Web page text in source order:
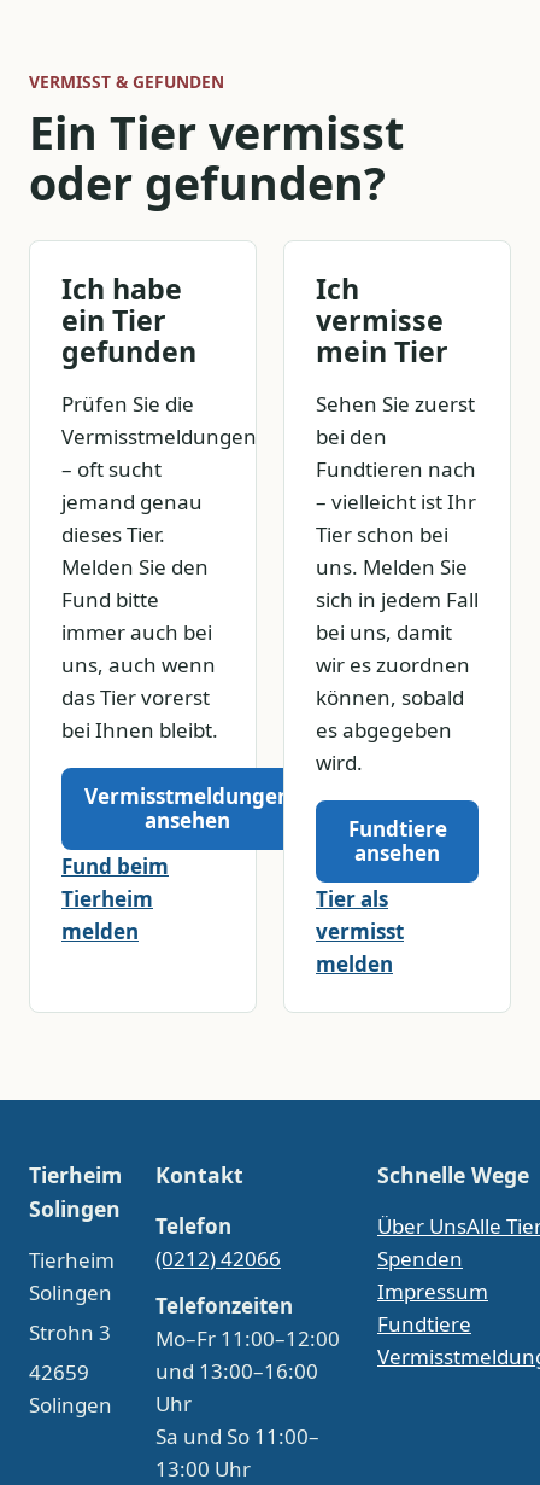
VERMISST & GEFUNDEN
Ein Tier vermisst
oder gefunden?
Ich habe
ein Tier
gefunden
Prüfen Sie die
Vermisstmeldungen
– oft sucht
jemand genau
dieses Tier.
Melden Sie den
Fund bitte
immer auch bei
uns, auch wenn
das Tier vorerst
bei Ihnen bleibt.
Vermisstmeldungen
ansehen
Fund beim
Tierheim
melden
Ich
vermisse
mein Tier
Sehen Sie zuerst
bei den
Fundtieren nach
– vielleicht ist Ihr
Tier schon bei
uns. Melden Sie
sich in jedem Fall
bei uns, damit
wir es zuordnen
können, sobald
es abgegeben
wird.
Fundtiere
ansehen
Tier als
vermisst
melden
Tierheim
Solingen
Tierheim
Solingen
Strohn 3
42659
Solingen
Kontakt
Telefon
(0212) 42066
Telefonzeiten
Mo–Fr 11:00–12:00
und 13:00–16:00
Uhr
Sa und So 11:00–
13:00 Uhr
Schnelle Wege
Über UnsAlle
Spenden
Impressum
Fundtiere